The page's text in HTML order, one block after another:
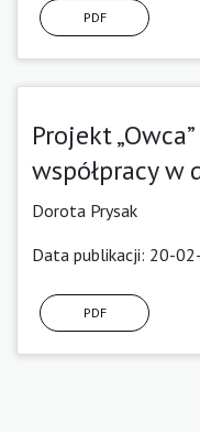
PDF
Projekt
współpracy w
Dorota Prysak
Data publikacji: 20-
PDF